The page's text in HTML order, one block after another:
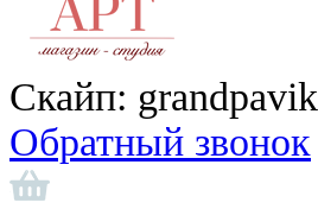
Скайп: grandpavik
Обратный звонок